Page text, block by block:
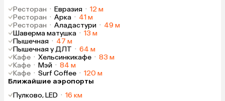
Ресторан · Евразия · 12 м
Ресторан · Арка · 41 м
Ресторан · Аладастури · 49 м
Шаверма матушка · 13 м
Пышечная · 47 м
Пышечная у ДЛТ · 64 м
Кафе · Хельсинкикафе · 83 м
Кафе · Мэй · 84 м
Кафе · Surf Coffee · 120 м
Ближайшие аэропорты
Пулково, LED · 16 км